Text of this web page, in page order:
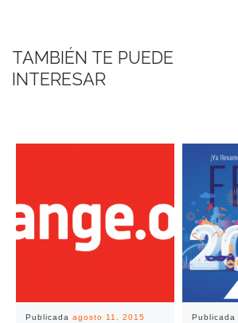
TAMBIÉN TE PUEDE
INTERESAR
Publicada agosto 11, 2015 Publicada